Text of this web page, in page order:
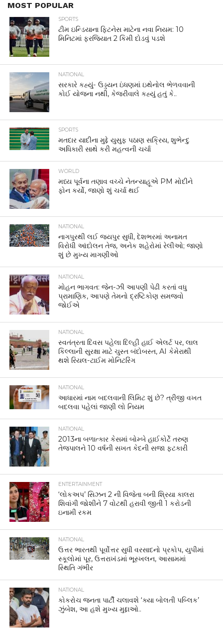
MOST POPULAR
SPORTS
ટીમ ઇન્ડિયાના ફિટનેસ માટેના નવા નિયમ: 10
મિનિટમાં ફરજિયાત 2 કિમી દોડવું પડશે
NATIONAL
સરકારે કહ્યું- ઉડ્ડયન ઇંધણમાં ઇથેનોલ ભેળવવાની
કોઈ યોજના નથી, કેજરીવાલે કહ્યું હતું કે..
SPORTS
મતદાર યાદીના મુદ્દે યુસુફ પઠાણ સક્રિય, શુભેન્દુ
અધિકારી સાથે કરી મહત્વની ચર્ચા
WORLD
મધ્ય પૂર્વના તણાવ વચ્ચે નેતન્યાહૂએ PM મોદીને
ફોન કર્યો, જાણો શું ચર્ચા થઈ
NATIONAL
નાગપુરથી લઈ જયપુર સુધી, દેશભરમાં અનામત
વિરોધી આંદોલન તેજ, અનેક શહેરોમાં રેલીઓ; જાણો
શું છે મુખ્ય માગણીઓ
NATIONAL
મોહન ભાગવત: જેન-ઝી આપણી પેઢી કરતાં વધુ
પ્રામાણિક, આપણે તેમનો દ્રષ્ટિકોણ સમજવો
જોઈએ
NATIONAL
સ્વતંત્રતા દિવસ પહેલા દિલ્હી હાઈ એલર્ટ પર, લાલ
કિલ્લાની સુરક્ષા માટે ચુસ્ત બંદોબસ્ત, AI કેમેરાથી
થશે રિયલ-ટાઈમ મોનિટરિંગ
NATIONAL
આધારમાં નામ બદલવાની લિમિટ શું છે? ત્રીજી વખત
બદલવા પહેલાં જાણી લો નિયમ
NATIONAL
2013ના બળાત્કાર કેસમાં બોમ્બે હાઈકોર્ટે તરુણ
તેજપાલને 10 વર્ષની સખત કેદની સજા ફટકારી
ENTERTAINMENT
‘લોકઅપ’ સિઝન 2 ની વિજેતા બની શ્રિયા કાલરા
શિવાંગી જોશીને 7 વોટથી હરાવી જીતી 1 કરોડની
ઇનામી રકમ
NATIONAL
ઉત્તર ભારતથી પૂર્વોત્તર સુધી વરસાદનો પ્રકોપ, યુપીમાં
સ્કૂલોમાં પૂર, ઉત્તરાખંડમાં ભૂસ્ખલન, આસામમાં
સ્થિતિ ગંભીર
NATIONAL
કોકરોચ જનતા પાર્ટી ચલાવશે ‘ક્યા બોલતી પબ્લિક’
ઝુંબેશ, આ હશે મુખ્ય મુદ્દાઓ..